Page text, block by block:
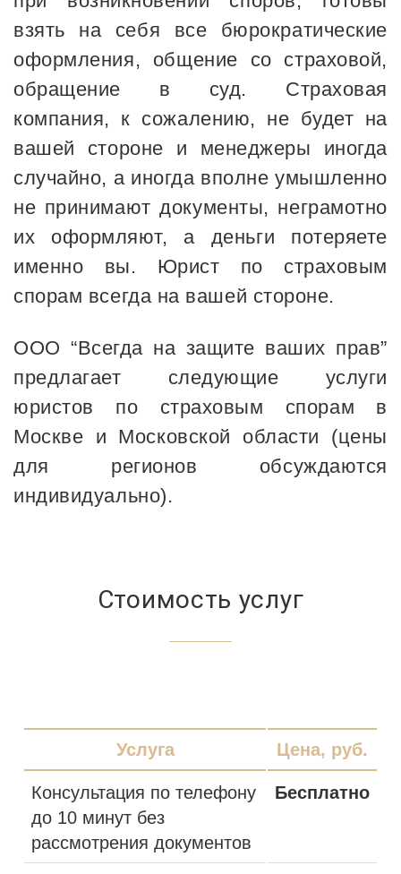
взять на себя все бюрократические
оформления, общение со страховой,
обращение в суд. Страховая
компания, к сожалению, не будет на
вашей стороне и менеджеры иногда
случайно, а иногда вполне умышленно
не принимают документы, неграмотно
их оформляют, а деньги потеряете
именно вы. Юрист по страховым
спорам всегда на вашей стороне.
ООО “Всегда на защите ваших прав”
предлагает следующие услуги
юристов по страховым спорам в
Москве и Московской области (цены
для регионов обсуждаются
индивидуально).
Стоимость услуг
Услуга Цена, руб.
Консультация по телефону
до 10 минут без
рассмотрения документов
Бесплатно